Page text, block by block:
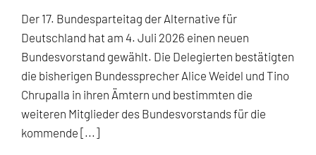
Der 17. Bundesparteitag der Alternative für
Deutschland hat am 4. Juli 2026 einen neuen
Bundesvorstand gewählt. Die Delegierten bestätigten
die bisherigen Bundessprecher Alice Weidel und Tino
Chrupalla in ihren Ämtern und bestimmten die
weiteren Mitglieder des Bundesvorstands für die
kommende [...]